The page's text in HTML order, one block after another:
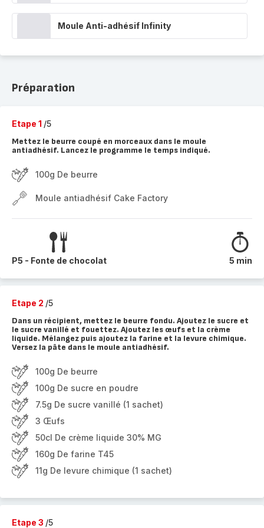
Moule Anti-adhésif Infinity
Préparation
Etape 1 /5
Mettez le beurre coupé en morceaux dans le moule
antiadhésif. Lancez le programme le temps indiqué.
100g De beurre
Moule antiadhésif Cake Factory
P5 - Fonte de chocolat 5 min
Etape 2 /5
Dans un récipient, mettez le beurre fondu. Ajoutez le sucre et
le sucre vanillé et fouettez. Ajoutez les œufs et la crème
liquide. Mélangez puis ajoutez la farine et la levure chimique.
Versez la pâte dans le moule antiadhésif.
100g De beurre
100g De sucre en poudre
7.5g De sucre vanillé (1 sachet)
3 Œufs
50cl De crème liquide 30% MG
160g De farine T45
11g De levure chimique (1 sachet)
Etape 3 /5